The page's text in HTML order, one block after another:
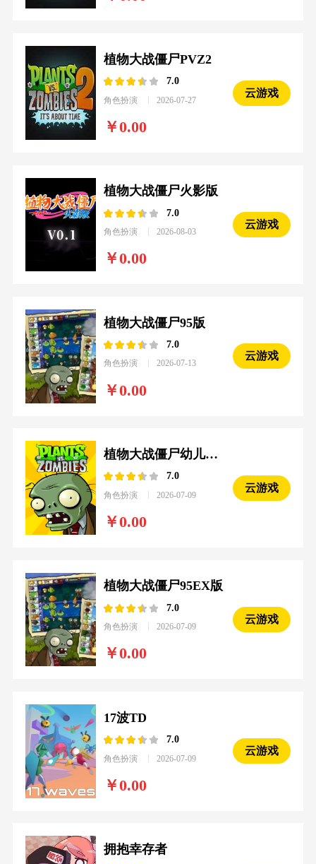
植物大战僵尸PVZ2
7.0
角色扮演 2026-07-27
0.00
云游戏
植物大战僵尸火影版
7.0
角色扮演 2026-08-03
0.00
云游戏
植物大战僵尸95版
7.0
角色扮演 2026-07-13
0.00
云游戏
植物大战僵尸幼儿园版
7.0
角色扮演 2026-07-09
0.00
云游戏
植物大战僵尸95EX版
7.0
角色扮演 2026-07-09
0.00
云游戏
17波TD
7.0
角色扮演 2026-07-09
0.00
云游戏
拥抱幸存者